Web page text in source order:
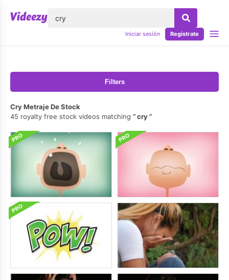
Iniciar sesión Regístrate
Filters
Cry Metraje De Stock
45 royalty free stock videos matching
cry